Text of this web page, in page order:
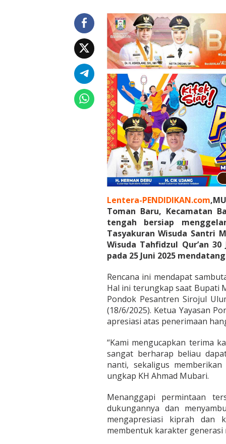
o
n
p
e
S
i
r
o
j
u
U
l
m
Lentera-PENDIDIKAN.com
Toman Baru, Kecamatan
tengah bersiap
Tasyakuran Wisuda Santri
Wisuda Tahfidzul Qur’an
pada 25 Juni 2025
Rencana ini mendapat
Hal ini terungkap saat Bupati
Pondok Pesantren Sirojul
(18/6/2025). Ketua Yayasan
apresiasi atas penerimaan
“Kami mengucapkan terima
sangat berharap beliau
nanti, sekaligus
ungkap KH Ahmad Mubari.
Menanggapi permintaan
dukungannya dan
mengapresiasi kiprah dan
membentuk karakter generasi